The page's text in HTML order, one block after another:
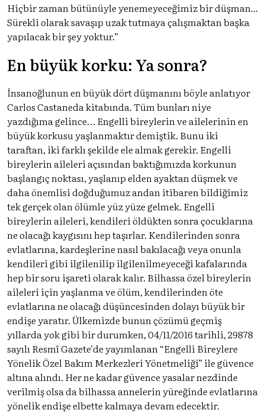
Hiçbir zaman bütünüyle yenemeyeceğimiz bir düşman...
Sürekli olarak savaşıp uzak tutmaya çalışmaktan başka
yapılacak bir şey yoktur.”
En büyük korku: Ya sonra?
İnsanoğlunun en büyük dört düşmanını böyle anlatıyor
Carlos Castaneda kitabında. Tüm bunları niye
yazdığıma gelince… Engelli bireylerin ve ailelerinin en
büyük korkusu yaşlanmaktır demiştik. Bunu iki
taraftan, iki farklı şekilde ele almak gerekir. Engelli
bireylerin aileleri açısından baktığımızda korkunun
başlangıç noktası, yaşlanıp elden ayaktan düşmek ve
daha önemlisi doğduğumuz andan itibaren bildiğimiz
tek gerçek olan ölümle yüz yüze gelmek. Engelli
bireylerin aileleri, kendileri öldükten sonra çocuklarına
ne olacağı kaygısını hep taşırlar. Kendilerinden sonra
evlatlarına, kardeşlerine nasıl bakılacağı veya onunla
kendileri gibi ilgilenilip ilgilenilmeyeceği kafalarında
hep bir soru işareti olarak kalır. Bilhassa özel bireylerin
aileleri için yaşlanma ve ölüm, kendilerinden öte
evlatlarına ne olacağı düşüncesinden dolayı büyük bir
endişe yaratır. Ülkemizde bunun çözümü geçmiş
yıllarda yok gibi bir durumken, 04/11/2016 tarihli, 29878
sayılı Resmî Gazete’de yayımlanan “Engelli Bireylere
Yönelik Özel Bakım Merkezleri Yönetmeliği” ile güvence
altına alındı. Her ne kadar güvence yasalar nezdinde
verilmiş olsa da bilhassa annelerin yüreğinde evlatlarına
yönelik endişe elbette kalmaya devam edecektir.